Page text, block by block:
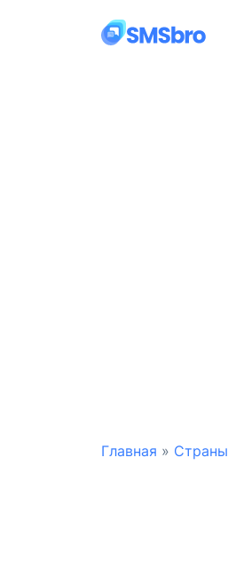
Главная » Страны